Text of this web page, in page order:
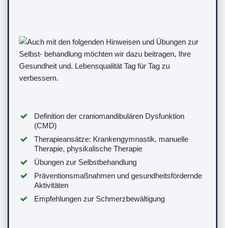
Definition der craniomandibulären Dysfunktion
(CMD)
Therapieansätze: Krankengymnastik, manuelle
Therapie, physikalische Therapie
Übungen zur Selbstbehandlung
Präventionsmaßnahmen und gesundheitsfördernde
Aktivitäten
Empfehlungen zur Schmerzbewältigung